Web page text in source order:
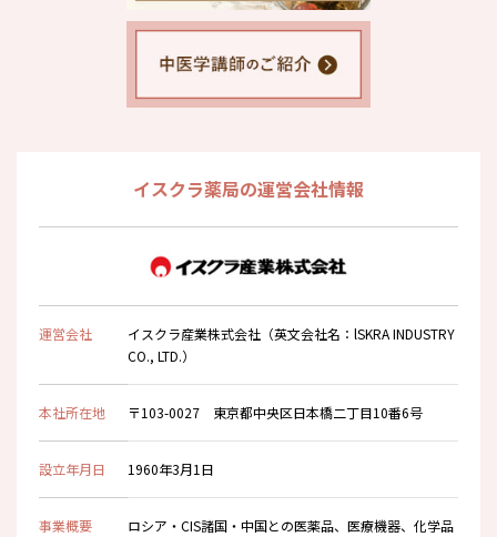
イスクラ薬局の運営会社情報
運営会社
イスクラ産業株式会社（英文会社名：lSKRA INDUSTRY
CO., LTD.）
本社所在地 〒103-0027 東京都中央区日本橋二丁目10番6号
設立年月日 1960年3月1日
事業概要
ロシア・CIS諸国・中国との医薬品、医療機器、化学品